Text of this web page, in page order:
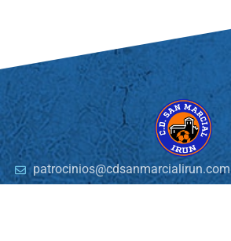
patrocinios@cdsanmarcialirun.com